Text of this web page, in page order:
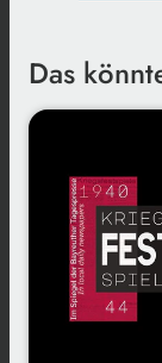
Das